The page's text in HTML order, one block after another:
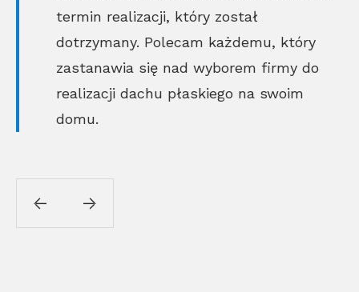
termin realizacji, który został
dotrzymany. Polecam każdemu, który
zastanawia się nad wyborem firmy do
realizacji dachu płaskiego na swoim
domu.